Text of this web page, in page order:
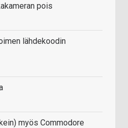
pois
lähdekoodin
myös Commodore